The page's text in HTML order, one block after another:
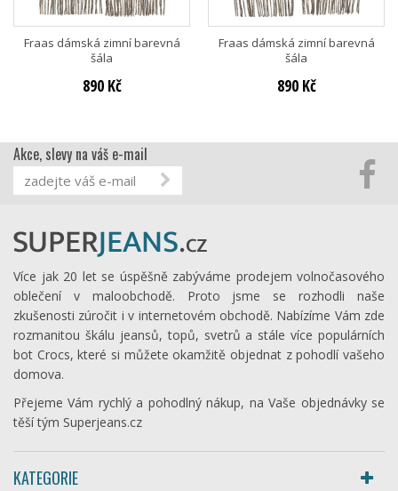
Fraas dámská zimní barevná
šála
890 Kč
Fraas dámská zimní barevná
šála
890 Kč
Akce, slevy na váš e-mail
Více jak 20 let se úspěšně zabýváme prodejem volnočasového
oblečení v maloobchodě. Proto jsme se rozhodli naše
zkušenosti zúročit i v internetovém obchodě. Nabízíme Vám zde
rozmanitou škálu jeansů, topů, svetrů a stále více populárních
bot Crocs, které si můžete okamžitě objednat z pohodlí vašeho
domova.
Přejeme Vám rychlý a pohodlný nákup, na Vaše objednávky se
těší tým Superjeans.cz
KATEGORIE